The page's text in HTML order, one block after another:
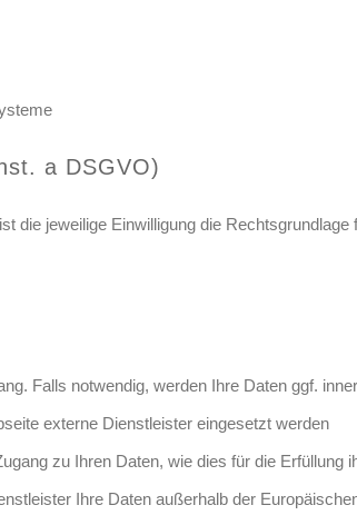
a DSGVO)
die jeweilige Einwilligung die Rechtsgrundlage
Falls notwendig, werden Ihre Daten ggf.
externe Dienstleister eingesetzt werden
zu Ihren Daten, wie dies für die Erfüllung
Ihre Daten außerhalb der